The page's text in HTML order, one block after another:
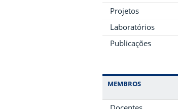
Projetos
Laboratórios
Publicações
MEMBROS